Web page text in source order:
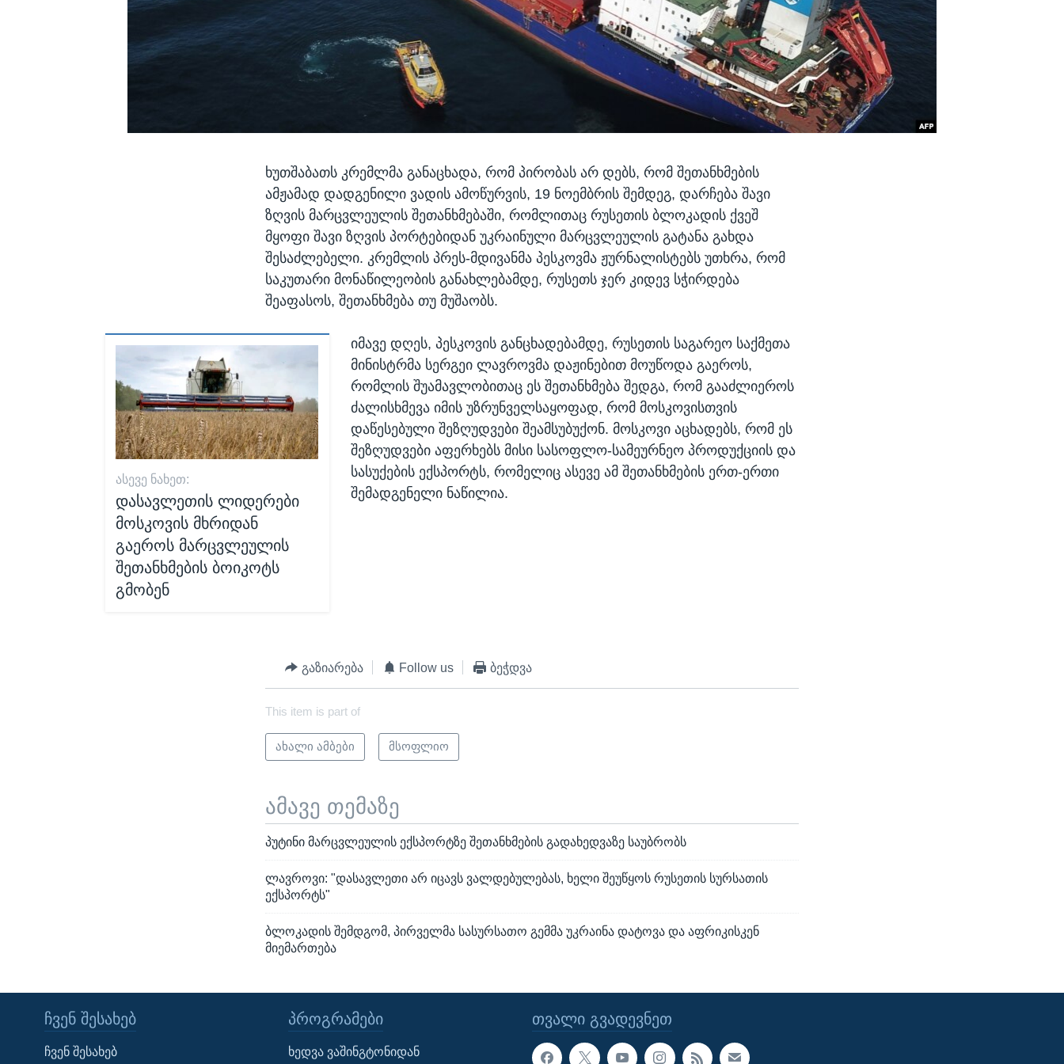
Learning English
ხუთშაბათს კრემლმა განაცხადა, რომ პირობას არ დებს, რომ შეთანხმების
ამჟამად დადგენილი ვადის ამოწურვის, 19 ნოემბრის შემდეგ, დარჩება შავი
ზღვის მარცვლეულის შეთანხმებაში, რომლითაც რუსეთის ბლოკადის ქვეშ
მყოფი შავი ზღვის პორტებიდან უკრაინული მარცვლეულის გატანა გახდა
შესაძლებელი. კრემლის პრეს-მდივანმა პესკოვმა ჟურნალისტებს უთხრა, რომ
საკუთარი მონაწილეობის განახლებამდე, რუსეთს ჯერ კიდევ სჭირდება
შეაფასოს, შეთანხმება თუ მუშაობს.
ᲐᲡᲔᲕᲔ ᲜᲐᲮᲔᲗ:
დასავლეთის ლიდერები
მოსკოვის მხრიდან
გაეროს მარცვლეულის
შეთანხმების ბოიკოტს
გმობენ
იმავე დღეს, პესკოვის განცხადებამდე, რუსეთის საგარეო საქმეთა
მინისტრმა სერგეი ლავროვმა დაჟინებით მოუწოდა გაეროს,
რომლის შუამავლობითაც ეს შეთანხმება შედგა, რომ გააძლიეროს
ძალისხმევა იმის უზრუნველსაყოფად, რომ მოსკოვისთვის
დაწესებული შეზღუდვები შეამსუბუქონ. მოსკოვი აცხადებს, რომ ეს
შეზღუდვები აფერხებს მისი სასოფლო-სამეურნეო პროდუქციის და
სასუქების ექსპორტს, რომელიც ასევე ამ შეთანხმების ერთ-ერთი
შემადგენელი ნაწილია.
გაზიარება Follow us ბეჭდვა
This item is part of
ახალი ამბები მსოფლიო
ამავე თემაზე
პუტინი მარცვლეულის ექსპორტზე შეთანხმების გადახედვაზე საუბრობს
ლავროვი: "დასავლეთი არ იცავს ვალდებულებას, ხელი შეუწყოს რუსეთის სურსათის
ექსპორტს"
ბლოკადის შემდგომ, პირველმა სასურსათო გემმა უკრაინა დატოვა და აფრიკისკენ
მიემართება
ᲗᲕᲐᲚᲘ ᲒᲕᲐᲓᲔᲕᲜᲔᲗ
ᲩᲕᲔᲜ ᲨᲔᲡᲐᲮᲔᲑ
ჩვენ შესახებ
ᲞᲠᲝᲒᲠᲐᲛᲔᲑᲘ
ხედვა ვაშინგტონიდან